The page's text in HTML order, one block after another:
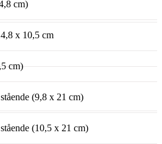
cm)
x 10,5 cm
cm)
(9,8 x 21 cm)
(10,5 x 21 cm)